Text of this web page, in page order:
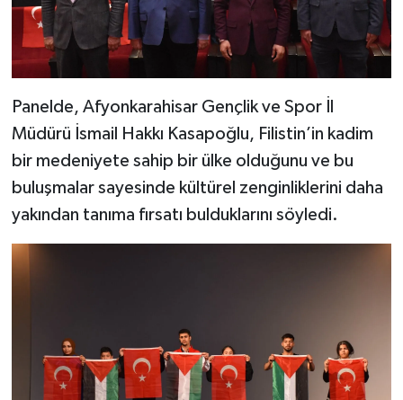
Panelde, Afyonkarahisar Gençlik ve Spor İl
Müdürü İsmail Hakkı Kasapoğlu, Filistin’in kadim
bir medeniyete sahip bir ülke olduğunu ve bu
buluşmalar sayesinde kültürel zenginliklerini daha
yakından tanıma fırsatı bulduklarını söyledi.